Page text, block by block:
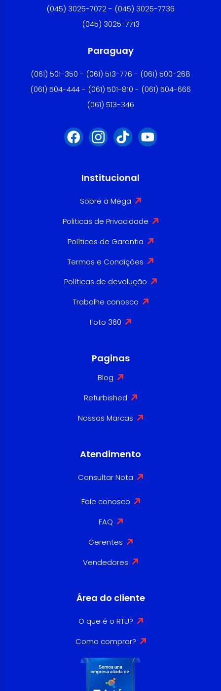
(045) 3025-7072 - (045) 3025-7736
(045) 3025-7713
Paraguay
(061) 501-350 - (061) 513-776 - (061) 500-268
(061) 504-444 - (061) 501-810 - (061) 504-666
(061) 513-346
Institucional
Sobre a Mega
Politicas de Privacidade
Políticas de Garantia
Termos e Condições
Políticas de devolução
Trabalhe conosco
Foto 360
Paginas
Blog
Refurbished
Nossas Marcas
Atendimento
Consultar Nota
Fale conosco
FAQ
Gerentes
Vendedores
Área do cliente
O que é o RTU?
Como comprar?